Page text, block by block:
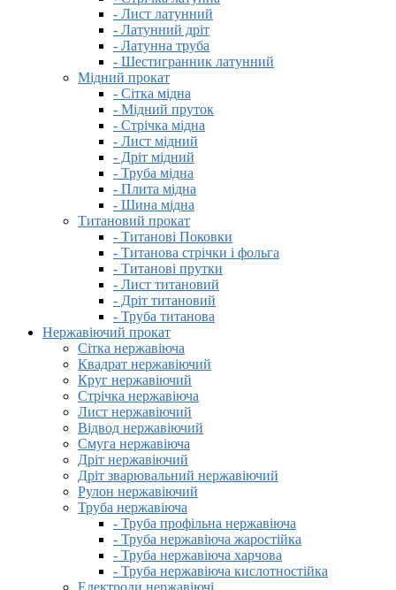
- Лист латунний
- Латунний дріт
- Латунна труба
- Шестигранник латунний
Мідний прокат
- Сітка мідна
- Мідний пруток
- Стрічка мідна
- Лист мідний
- Дріт мідний
- Труба мідна
- Плита мідна
- Шина мідна
Титановий прокат
- Титанові Поковки
- Титанова стрічки і фольга
- Титанові прутки
- Лист титановий
- Дріт титановий
- Труба титанова
Нержавіючий прокат
Сітка нержавіюча
Квадрат нержавіючий
Круг нержавіючий
Стрічка нержавіюча
Лист нержавіючий
Відвод нержавіючий
Смуга нержавіюча
Дріт нержавіючий
Дріт зварювальний нержавіючий
Рулон нержавіючий
Труба нержавіюча
- Труба профільна нержавіюча
- Труба нержавіюча жаростійка
- Труба нержавіюча харчова
- Труба нержавіюча кислотностійка
Електроди нержавіючі